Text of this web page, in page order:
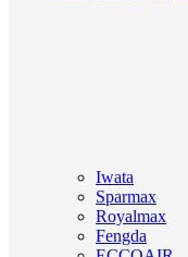
Iwata
Sparmax
Royalmax
Fengda